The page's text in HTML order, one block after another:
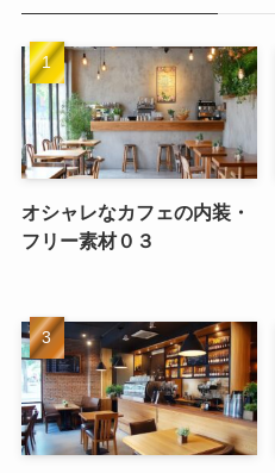
オシャレなカフェの内装・
フリー素材０３